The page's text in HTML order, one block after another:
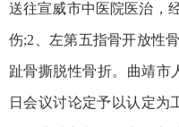
送往宣威市中医院医治，
伤;2、左第五指骨开放性
趾骨撕脱性骨折。曲靖市
日会议讨论定予以认定为